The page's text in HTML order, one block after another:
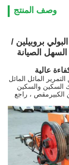
وصف المنتج
بروبيلين /
السهل الصيانة
عالية
المائل المائل
السكين والسكين
مقص ، راجع